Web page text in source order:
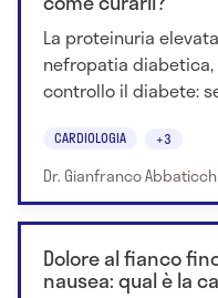
La proteinuria
nefropatia
controllo il diabete:
CARDIOLOGIA +3
Dr. Gianfranco
Dolore al fianco
nausea: qual è la